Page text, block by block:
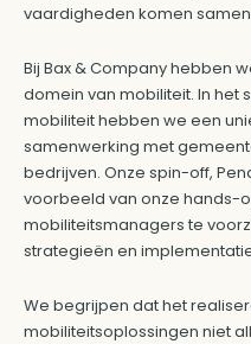
vaardigheden komen
Bij Bax & Company hebben
domein van mobiliteit. In het
mobiliteit hebben we een
samenwerking met
bedrijven. Onze spin-off,
voorbeeld van onze hands-
mobiliteitsmanagers te
strategieën en
We begrijpen dat het
mobiliteitsoplossingen niet